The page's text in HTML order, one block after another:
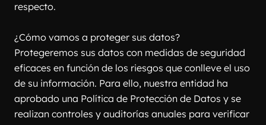
respecto.
¿Cómo vamos a proteger sus datos?
Protegeremos sus datos con medidas de seguridad
eficaces en función de los riesgos que conlleve el uso
de su información. Para ello, nuestra entidad ha
aprobado una Política de Protección de Datos y se
realizan controles y auditorías anuales para verificar